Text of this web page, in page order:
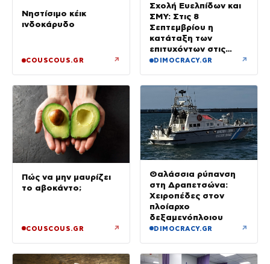
Νηστίσιμο κέικ
ινδοκάρυδο
COUSCOUS.GR ↗
Σχολή Ευελπίδων και
ΣΜΥ: Στις 8
Σεπτεμβρίου η
κατάταξη των
επιτυχόντων στις
Στρατιωτικές Σχολές
DIMOCRACY.GR ↗
Πώς να μην μαυρίζει
το αβοκάντο;
COUSCOUS.GR ↗
Θαλάσσια ρύπανση
στη Δραπετσώνα:
Χειροπέδες στον
πλοίαρχο
δεξαμενόπλοιου
DIMOCRACY.GR ↗